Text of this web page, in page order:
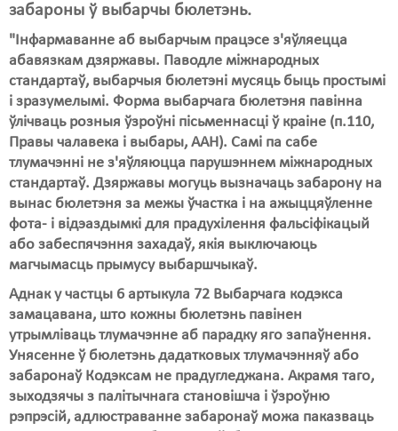
забароны ў выбарчы бюлетэнь.
"Інфармаванне аб выбарчым працэсе з'яўляецца
абавязкам дзяржавы. Паводле міжнародных
стандартаў, выбарчыя бюлетэні мусяць быць простымі
і зразумелымі. Форма выбарчага бюлетэня павінна
ўлічваць розныя ўзроўні пісьменнасці ў краіне (п.110,
Правы чалавека і выбары, ААН). Самі па сабе
тлумачэнні не з'яўляюцца парушэннем міжнародных
стандартаў. Дзяржавы могуць вызначаць забарону на
вынас бюлетэня за межы ўчастка і на ажыццяўленне
фота- і відэаздымкі для прадухілення фальсіфікацый
або забеспячэння захадаў, якія выключаюць
магчымасць прымусу выбаршчыкаў.
Аднак у частцы 6 артыкула 72 Выбарчага кодэкса
замацавана, што кожны бюлетэнь павінен
утрымліваць тлумачэнне аб парадку яго запаўнення.
Унясенне ў бюлетэнь дадатковых тлумачэнняў або
забаронаў Кодэксам не прадугледжана. Акрамя таго,
зыходзячы з палітычнага становішча і ўзроўню
рэпрэсій, адлюстраванне забаронаў можа паказваць
Свабода слова
Свабода сумленьня
Суд
Сьмяротнае пакараньне
Экалёгія
Правы працоўных
Сацыяльныя правы